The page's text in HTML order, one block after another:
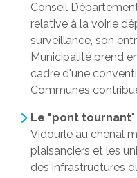
Conseil
relative à la voirie
surveillance, son
Municipalité prend
cadre d'une
Communes
Le "pont tournant
Vidourle au chenal
plaisanciers et les
des infrastructures